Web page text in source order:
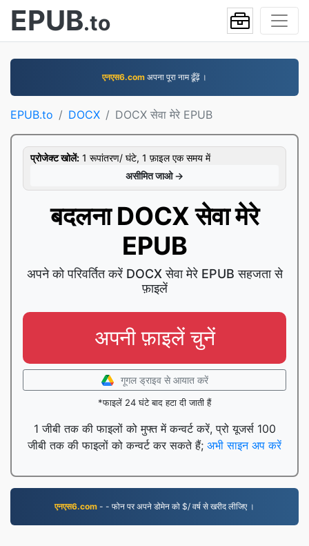
EPUB.to
एनएस6.com अपना पूरा नाम ढूँढ़ें ।
EPUB.to DOCX DOCX सेवा मेरे EPUB
प्रोजेक्ट खोलें: 1 रूपांतरण/ घंटे, 1 फ़ाइल एक समय में
असीमित जाओ →
बदलना DOCX सेवा मेरे
EPUB
अपने को परिवर्तित करें DOCX सेवा मेरे EPUB सहजता से
फ़ाइलें
अपनी फ़ाइलें चुनें
गूगल ड्राइव से आयात करें
*फाइलें 24 घंटे बाद हटा दी जाती हैं
1 जीबी तक की फाइलों को मुफ्त में कन्वर्ट करें, प्रो यूजर्स 100
जीबी तक की फाइलों को कन्वर्ट कर सकते हैं; अभी साइन अप करें
एनएस6.com - - फोन पर अपने डोमेन को $/ वर्ष से खरीद लीजिए ।